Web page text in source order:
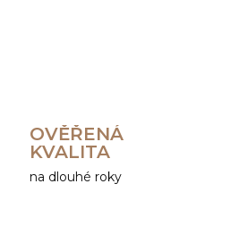
OVĚŘENÁ
KVALITA
na dlouhé roky